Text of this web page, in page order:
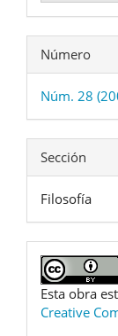
Número
Núm. 28
Sección
Filosofía
Esta obra
Creative